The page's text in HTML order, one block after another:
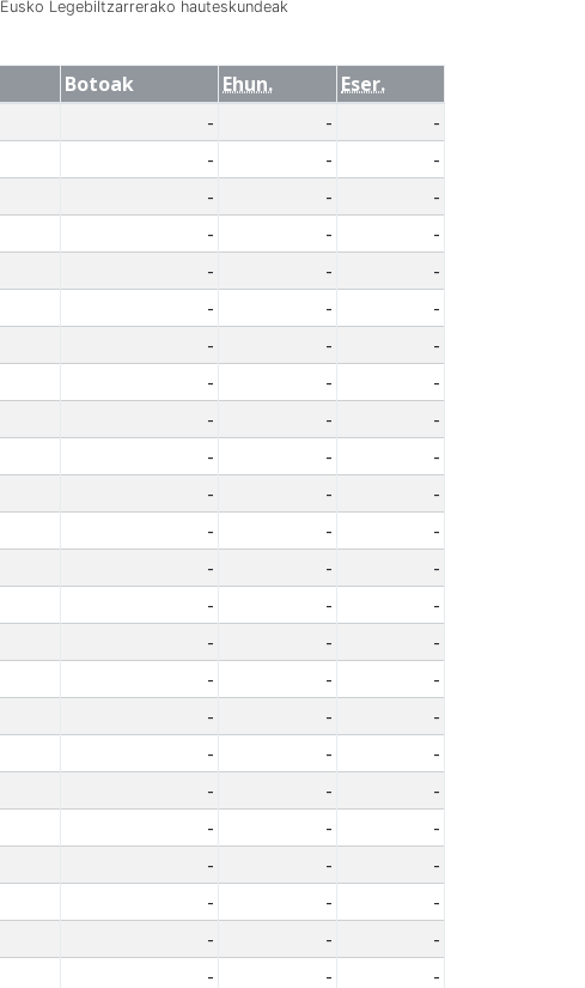
Eusko Legebiltzarrerako hauteskundeak
Botoak Ehun.
Eser.
- -
-
- -
-
- -
-
- -
-
- -
-
- -
-
- -
-
- -
-
- -
-
- -
-
- -
-
- -
-
- -
-
- -
-
- -
-
- -
-
- -
-
- -
-
- -
-
- -
-
- -
-
- -
-
- -
-
- -
-